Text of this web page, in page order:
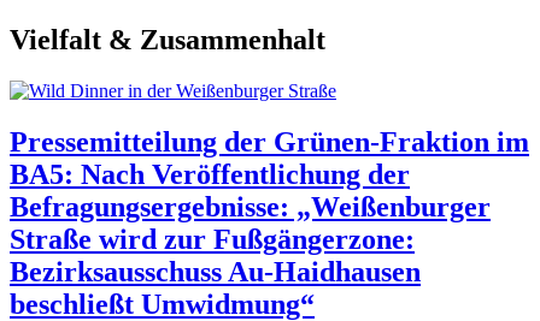
Vielfalt & Zusammenhalt
Pressemitteilung der Grünen-Fraktion im
BA5: Nach Veröffentlichung der
Befragungsergebnisse: „Weißenburger
Straße wird zur Fußgängerzone:
Bezirksausschuss Au-Haidhausen
beschließt Umwidmung“